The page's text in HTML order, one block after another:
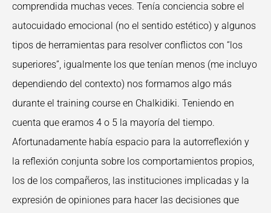
comprendida muchas veces. Tenía conciencia sobre el
autocuidado emocional (no el sentido estético) y algunos
tipos de herramientas para resolver conflictos con “los
superiores”, igualmente los que tenían menos (me incluyo
dependiendo del contexto) nos formamos algo más
durante el training course en Chalkidiki. Teniendo en
cuenta que eramos 4 o 5 la mayoría del tiempo.
Afortunadamente había espacio para la autorreflexión y
la reflexión conjunta sobre los comportamientos propios,
los de los compañeros, las instituciones implicadas y la
expresión de opiniones para hacer las decisiones que